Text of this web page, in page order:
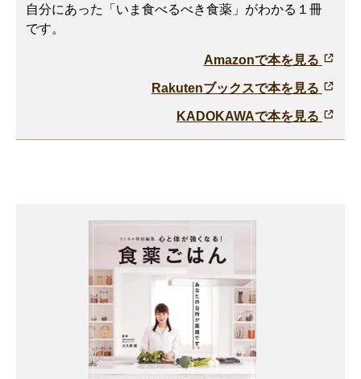
自分にあった「いま食べるべき食薬」がわかる１冊
です。
Amazonで本を見る
Rakutenブックスで本を見る
KADOKAWAで本を見る